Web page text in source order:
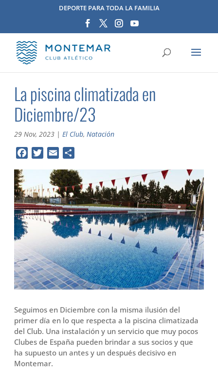
DEPORTE PARA TODA LA FAMILIA
La piscina climatizada en
Diciembre/23
29 Nov, 2023 |El Club,Natación
e
b
o
o
t
t
e
r
a
i
l
m
p
a
r
t
i
r
Seguimos en Diciembre con la misma ilusión del
primer día en lo que respecta a la piscina climatizada
del Club. Una instalación y un servicio que muy pocos
Clubes de España pueden brindar a sus socios y que
ha supuesto un antes y un después decisivo en
Montemar.